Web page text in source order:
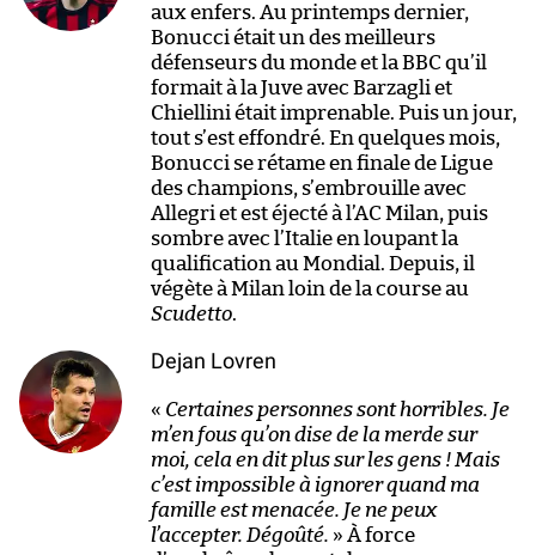
aux enfers. Au printemps dernier,
Bonucci était un des meilleurs
défenseurs du monde et la BBC qu’il
formait à la Juve avec Barzagli et
Chiellini était imprenable. Puis un jour,
tout s’est effondré. En quelques mois,
Bonucci se rétame en finale de Ligue
des champions, s’embrouille avec
Allegri et est éjecté à l’AC Milan, puis
sombre avec l’Italie en loupant la
qualification au Mondial. Depuis, il
végète à Milan loin de la course au
Scudetto.
Dejan Lovren
« Certaines personnes sont horribles. Je
m’en fous qu’on dise de la merde sur
moi, cela en dit plus sur les gens ! Mais
c’est impossible à ignorer quand ma
famille est menacée. Je ne peux
l’accepter. Dégoûté. » À force